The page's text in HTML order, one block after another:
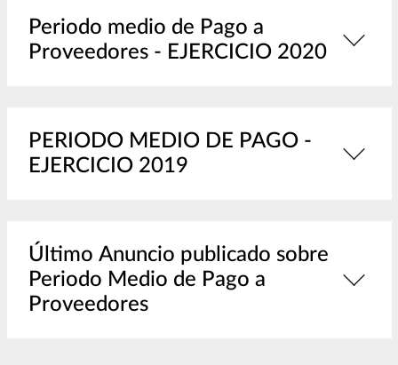
Periodo medio de Pago a
Proveedores - EJERCICIO 2020
PERIODO MEDIO DE PAGO -
EJERCICIO 2019
Último Anuncio publicado sobre
Periodo Medio de Pago a
Proveedores